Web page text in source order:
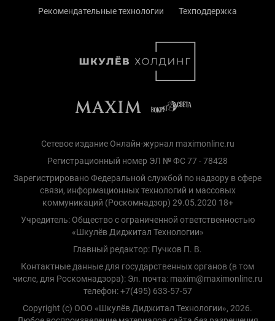
Рекомендательные технологии
Техподдержка
Сетевое издание Онлайн-журнал maximonline.ru
Регистрационный номер ЭЛ № ФС 77 - 78428
Зарегистрировано Федеральной службой по надзору в сфере
связи, информационных технологий и массовых
коммуникаций (Роскомнадзор) 29.05.2020 18+
Учредитель: Общество с ограниченной ответственностью
«Шкулёв Диджитал Технологии»
Главный редактор: Пучков П. В.
Контактные данные для государственных органов (в том
числе, для Роскомнадзора): Эл. почта: maxim@maximonline.ru
телефон: +7(495) 633-57-57
Copyright (с) ООО «Шкулёв Диджитал Технологии», 2026.